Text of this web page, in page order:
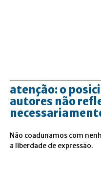
atenção: o
autores não
Não coadunamos com
a liberdade de expressão.